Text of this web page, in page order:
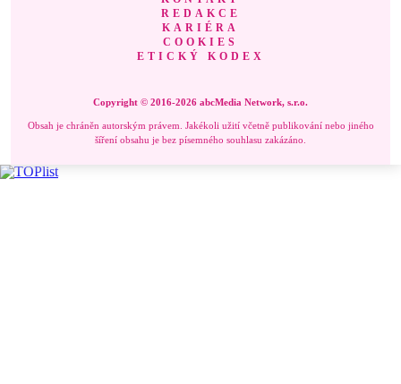
REDAKCE
KARIÉRA
COOKIES
ETICKÝ KODEX
Copyright © 2016-2026 abcMedia Network, s.r.o.
Obsah je chráněn autorským právem. Jakékoli užití včetně publikování nebo jiného
šíření obsahu je bez písemného souhlasu zakázáno.